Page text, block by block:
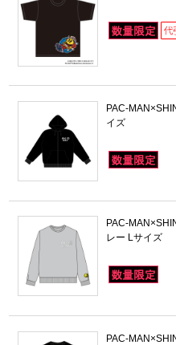
PAC-
イズ
PAC-
レー Lサイズ
PAC-